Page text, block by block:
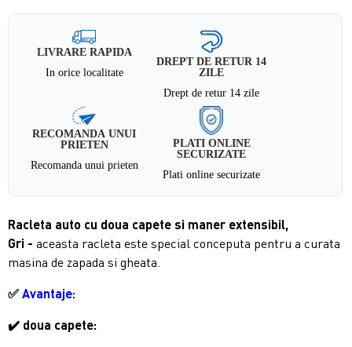
LIVRARE RAPIDA
In orice localitate
DREPT DE RETUR 14
ZILE
Drept de retur 14 zile
RECOMANDA UNUI
PRIETEN
Recomanda unui prieten
PLATI ONLINE
SECURIZATE
Plati online securizate
Racleta auto cu doua capete si maner extensibil,
Gri - aceasta racleta este special conceputa pentru a curata
masina de zapada si gheata.
✅ Avantaje:
✔️ doua capete: